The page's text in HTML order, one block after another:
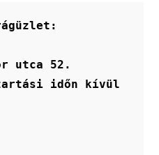
utca 52.
időn kívül